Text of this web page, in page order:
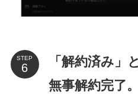
STEP
「解約済み」
無事解約完了。